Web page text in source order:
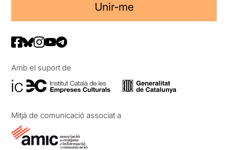
Unir-me
Amb el suport de
Mitjà de comunicació associat a